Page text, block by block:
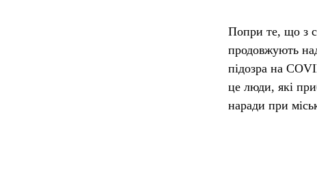
Попри те, що з
продовжують
підозра на
це люди, які
наради при